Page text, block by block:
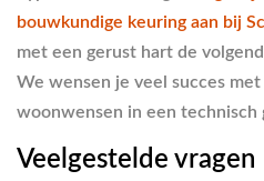
bouwkundige keuring aan bij
met een gerust hart de
We wensen je veel succes
woonwensen in een technisch
Veelgestelde vragen